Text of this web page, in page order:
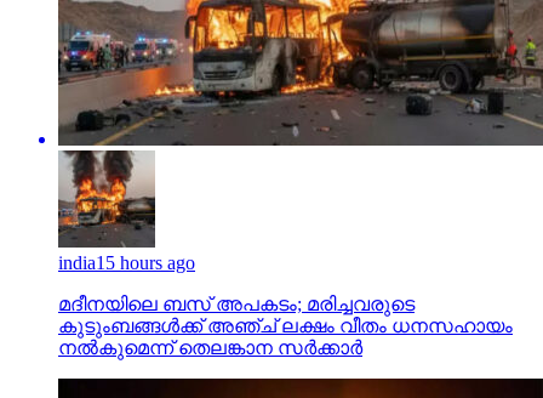
india15 hours ago
മദീനയിലെ ബസ് അപകടം; മരിച്ചവരുടെ
കുടുംബങ്ങള്‍ക്ക് അഞ്ച് ലക്ഷം വീതം ധനസഹായം
നല്‍കുമെന്ന് തെലങ്കാന സര്‍ക്കാര്‍